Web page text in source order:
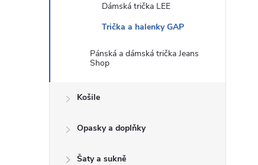
Dámská trička LEE
Trička a halenky GAP
Pánská a dámská trička Jeans
Shop
Košile
Opasky a doplňky
Šaty a sukně